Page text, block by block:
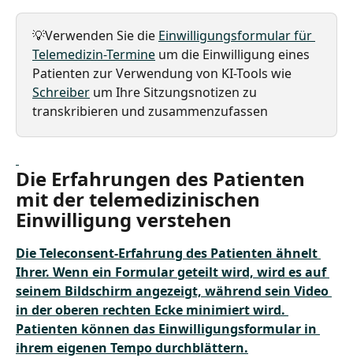
💡Verwenden Sie die Einwilligungsformular für
Telemedizin-Termine um die Einwilligung eines
Patienten zur Verwendung von KI-Tools wie
Schreiber um Ihre Sitzungsnotizen zu
transkribieren und zusammenzufassen
Die Erfahrungen des Patienten
mit der telemedizinischen
Einwilligung verstehen
Die Teleconsent-Erfahrung des Patienten ähnelt
Ihrer. Wenn ein Formular geteilt wird, wird es auf
seinem Bildschirm angezeigt, während sein Video
in der oberen rechten Ecke minimiert wird.
Patienten können das Einwilligungsformular in
ihrem eigenen Tempo durchblättern.